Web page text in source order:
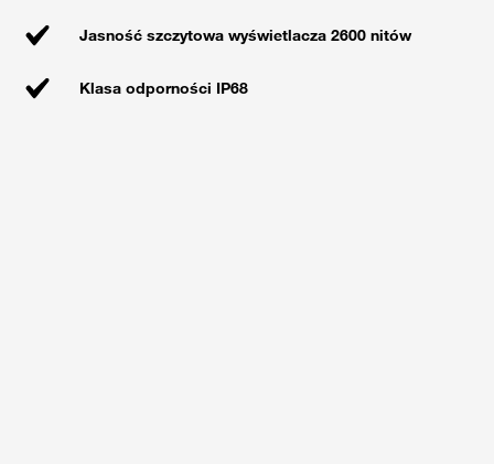
Jasność szczytowa wyświetlacza 2600 nitów
Klasa odporności IP68